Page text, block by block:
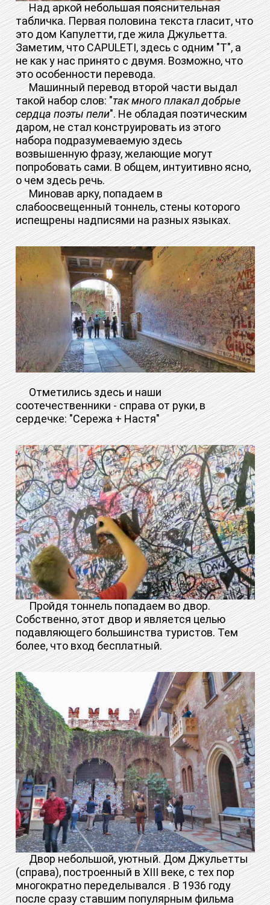
Над аркой небольшая пояснительная
табличка. Первая половина текста гласит, что
это дом Капулетти, где жила Джульетта.
Заметим, что CAPULETI, здесь с одним "Т", а
не как у нас принято с двумя. Возможно, что
это особенности перевода.
Машинный перевод второй части выдал
такой набор слов: "так много плакал добрые
сердца поэты пели". Не обладая поэтическим
даром, не стал конструировать из этого
набора подразумеваемую здесь
возвышенную фразу, желающие могут
попробовать сами. В общем, интуитивно ясно,
о чем здесь речь.
Миновав арку, попадаем в
слабоосвещенный тоннель, стены которого
испещрены надписями на разных языках.
Отметились здесь и наши
соотечественники - справа от руки, в
сердечке: "Сережа + Настя"
Пройдя тоннель попадаем во двор.
Собственно, этот двор и является целью
подавляющего большинства туристов. Тем
более, что вход бесплатный.
Двор небольшой, уютный. Дом Джульетты
(справа), построенный в XIII веке, с тех пор
многократно переделывался . В 1936 году
после сразу ставшим популярным фильма